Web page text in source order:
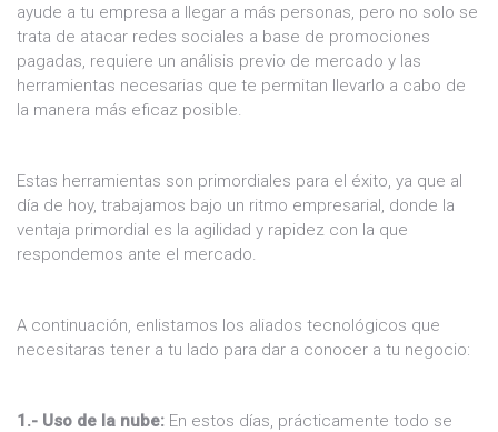
ayude a tu empresa a llegar a más personas, pero no solo se
trata de atacar redes sociales a base de promociones
pagadas, requiere un análisis previo de mercado y las
herramientas necesarias que te permitan llevarlo a cabo de
la manera más eficaz posible.
Estas herramientas son primordiales para el éxito, ya que al
día de hoy, trabajamos bajo un ritmo empresarial, donde la
ventaja primordial es la agilidad y rapidez con la que
respondemos ante el mercado.
A continuación, enlistamos los aliados tecnológicos que
necesitaras tener a tu lado para dar a conocer a tu negocio:
1.- Uso de la nube: En estos días, prácticamente todo se